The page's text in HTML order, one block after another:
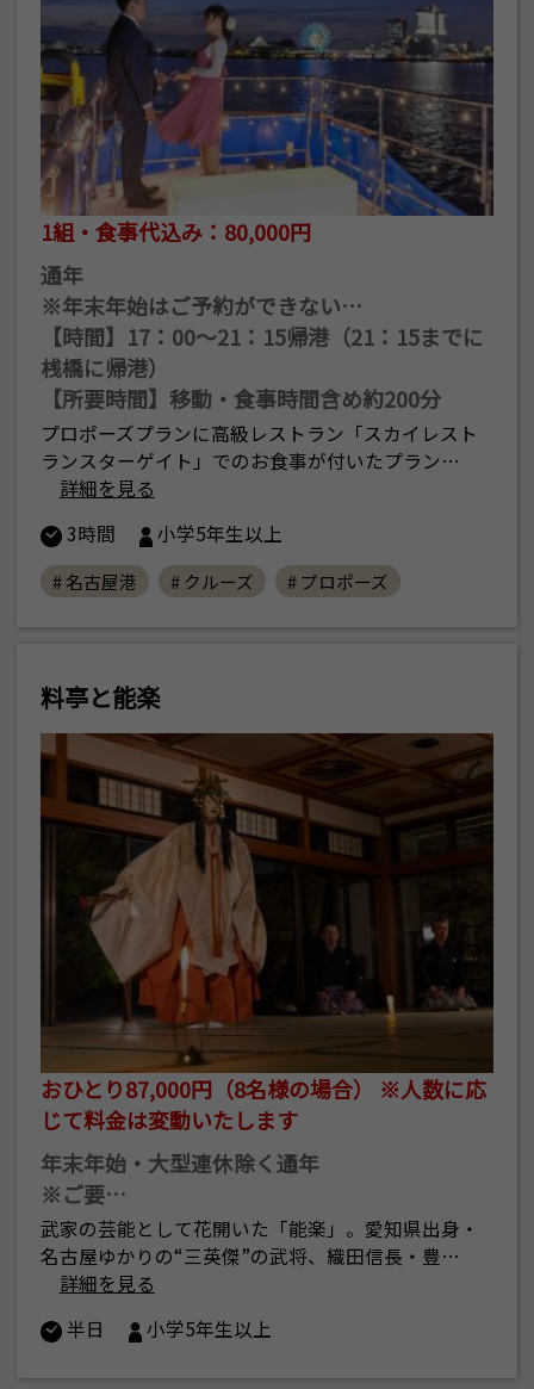
1組・食事代込み：80,000円
通年
※年末年始はご予約ができない…
【時間】17：00〜21：15帰港（21：15までに
桟橋に帰港）
【所要時間】移動・食事時間含め約200分
プロポーズプランに高級レストラン「スカイレスト
ランスターゲイト」でのお食事が付いたプラン…
詳細を見る
3時間
小学5年生以上
# 名古屋港 # クルーズ # プロポーズ
料亭と能楽
おひとり87,000円（8名様の場合） ※人数に応
じて料金は変動いたします
年末年始・大型連休除く通年
※ご要…
武家の芸能として花開いた「能楽」。愛知県出身・
名古屋ゆかりの“三英傑”の武将、織田信長・豊…
詳細を見る
半日
小学5年生以上